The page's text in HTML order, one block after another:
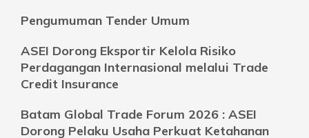
Pengumuman Tender Umum
ASEI Dorong Eksportir Kelola Risiko
Perdagangan Internasional melalui Trade
Credit Insurance
Batam Global Trade Forum 2026 : ASEI
Dorong Pelaku Usaha Perkuat Ketahanan